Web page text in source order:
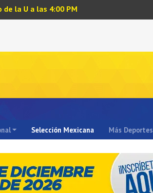
de la U a las 4:00 PM
Selección Mexicana Más Deportes